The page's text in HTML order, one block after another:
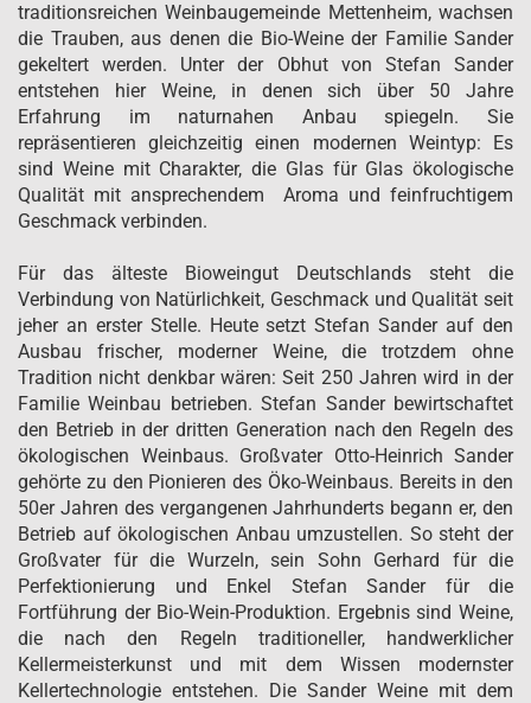
traditionsreichen Weinbaugemeinde Mettenheim, wachsen
die Trauben, aus denen die Bio-Weine der Familie Sander
gekeltert werden. Unter der Obhut von Stefan Sander
entstehen hier Weine, in denen sich über 50 Jahre
Erfahrung im naturnahen Anbau spiegeln. Sie
repräsentieren gleichzeitig einen modernen Weintyp: Es
sind Weine mit Charakter, die Glas für Glas ökologische
Qualität mit ansprechendem Aroma und feinfruchtigem
Geschmack verbinden.
Für das älteste Bioweingut Deutschlands steht die
Verbindung von Natürlichkeit, Geschmack und Qualität seit
jeher an erster Stelle. Heute setzt Stefan Sander auf den
Ausbau frischer, moderner Weine, die trotzdem ohne
Tradition nicht denkbar wären: Seit 250 Jahren wird in der
Familie Weinbau betrieben. Stefan Sander bewirtschaftet
den Betrieb in der dritten Generation nach den Regeln des
ökologischen Weinbaus. Großvater Otto-Heinrich Sander
gehörte zu den Pionieren des Öko-Weinbaus. Bereits in den
50er Jahren des vergangenen Jahrhunderts begann er, den
Betrieb auf ökologischen Anbau umzustellen. So steht der
Großvater für die Wurzeln, sein Sohn Gerhard für die
Perfektionierung und Enkel Stefan Sander für die
Fortführung der Bio-Wein-Produktion. Ergebnis sind Weine,
die nach den Regeln traditioneller, handwerklicher
Kellermeisterkunst und mit dem Wissen modernster
Kellertechnologie entstehen. Die Sander Weine mit dem